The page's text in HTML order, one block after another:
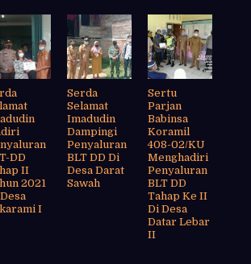
DD
II
2021
I
Serda
Selamat
Imadudin
Dampingi
Penyaluran
BLT DD Di
Desa Darat
Sawah
Sertu
Parjan
Babinsa
Koramil
408-02/KU
Menghadiri
Penyaluran
BLT DD
Tahap Ke II
Di Desa
Datar Lebar
II